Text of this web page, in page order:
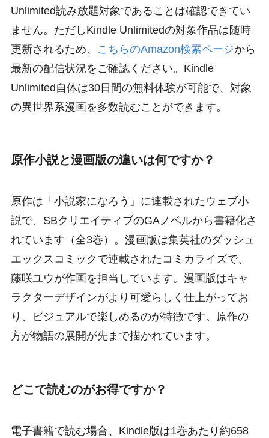
Unlimited読み放題対象であることは確認できてい
ません。ただしKindle Unlimitedの対象作品は随時
更新されるため、
こちらのAmazon検索ページから
最新の配信状況をご確認ください。Kindle
Unlimited自体は30日間の無料体験が可能で、対象
の異世界系漫画を多数読むことができます。
原作小説と漫画版の違いは何ですか？
原作は「小説家になろう」に連載されたウェブ小
説で、SBクリエイティブのGAノベルから書籍化さ
れています（全3巻）。漫画版は集英社のダッシュ
エックスコミックで連載されたコミカライズで、
藤咲ユウが作画を担当しています。漫画版はキャ
ラクターデザインがより可愛らしく仕上がってお
り、ビジュアルで楽しめるのが特徴です。原作の
方が物語の展開が先まで描かれています。
どこで読むのがお得ですか？
電子書籍で読む場合、Kindle版は1巻あたり約658